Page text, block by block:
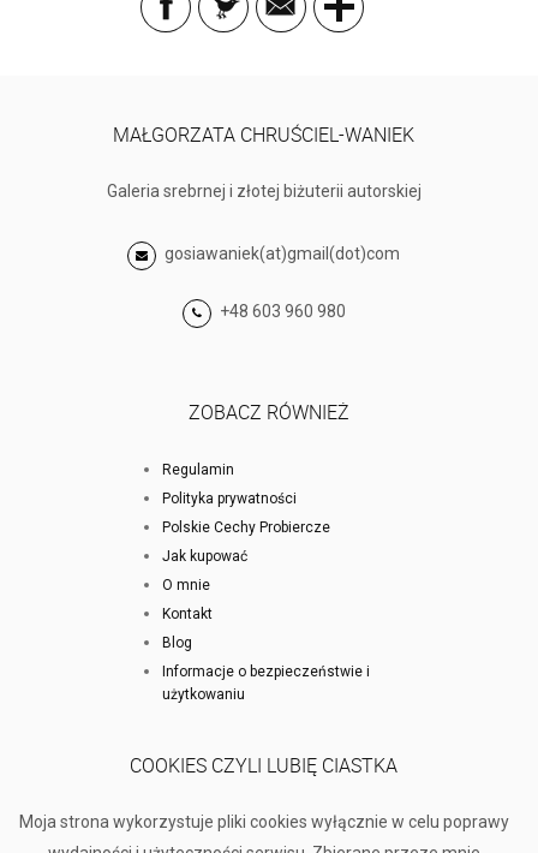
MAŁGORZATA CHRUŚCIEL-WANIEK
Galeria srebrnej i złotej biżuterii autorskiej
gosiawaniek(at)gmail(dot)com
+48 603 960 980
ZOBACZ RÓWNIEŻ
Regulamin
Polityka prywatności
Polskie Cechy Probiercze
Jak kupować
O mnie
Kontakt
Blog
Informacje o bezpieczeństwie i
użytkowaniu
COOKIES CZYLI LUBIĘ CIASTKA
Moja strona wykorzystuje pliki cookies wyłącznie w celu poprawy